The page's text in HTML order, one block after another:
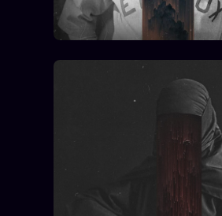
Cercle Privé 30€/M
Mécène
Lectures des sœurs
Bienvenue nouveau membre